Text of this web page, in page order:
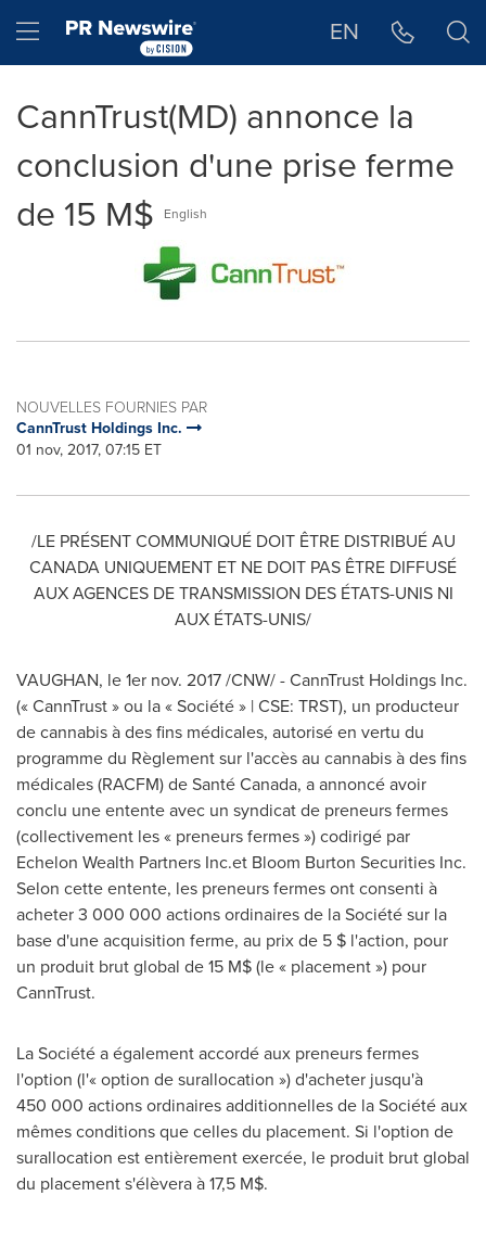
Hamburger menu EN
CannTrust(MD) annonce la
conclusion d'une prise ferme
de 15 M$
English
NOUVELLES FOURNIES PAR
CannTrust Holdings Inc.
01 nov, 2017, 07:15 ET
/LE PRÉSENT COMMUNIQUÉ DOIT ÊTRE DISTRIBUÉ AU
CANADA UNIQUEMENT ET NE DOIT PAS ÊTRE DIFFUSÉ
AUX AGENCES DE TRANSMISSION DES ÉTATS-UNIS NI
AUX ÉTATS-UNIS/
VAUGHAN, le 1er nov. 2017 /CNW/ - CannTrust Holdings Inc.
(« CannTrust » ou la « Société » | CSE: TRST), un producteur
de cannabis à des fins médicales, autorisé en vertu du
programme du Règlement sur l'accès au cannabis à des fins
médicales (RACFM) de Santé Canada, a annoncé avoir
conclu une entente avec un syndicat de preneurs fermes
(collectivement les « preneurs fermes ») codirigé par
Echelon Wealth Partners Inc.et Bloom Burton Securities Inc.
Selon cette entente, les preneurs fermes ont consenti à
acheter 3 000 000 actions ordinaires de la Société sur la
base d'une acquisition ferme, au prix de 5 $ l'action, pour
un produit brut global de 15 M$ (le « placement ») pour
CannTrust.
La Société a également accordé aux preneurs fermes
l'option (l'« option de surallocation ») d'acheter jusqu'à
450 000 actions ordinaires additionnelles de la Société aux
mêmes conditions que celles du placement. Si l'option de
surallocation est entièrement exercée, le produit brut global
du placement s'élèvera à 17,5 M$.